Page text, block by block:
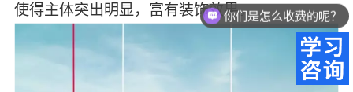
使得主体突出明显，富有装饰效果。你们是怎么收费的呢？